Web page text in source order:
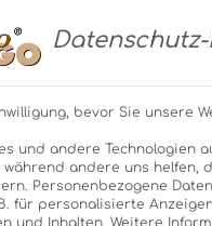
bevor Sie unsere
und andere Technologien
andere uns helfen,
Personenbezogene
B. für personalisierte
und Inhalten. Weitere